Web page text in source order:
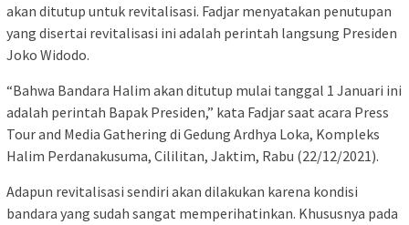
akan ditutup untuk revitalisasi. Fadjar menyatakan penutupan
yang disertai revitalisasi ini adalah perintah langsung Presiden
Joko Widodo.
“Bahwa Bandara Halim akan ditutup mulai tanggal 1 Januari ini
adalah perintah Bapak Presiden,” kata Fadjar saat acara Press
Tour and Media Gathering di Gedung Ardhya Loka, Kompleks
Halim Perdanakusuma, Cililitan, Jaktim, Rabu (22/12/2021).
Adapun revitalisasi sendiri akan dilakukan karena kondisi
bandara yang sudah sangat memperihatinkan. Khususnya pada